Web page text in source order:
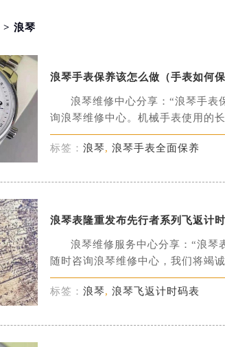
> 浪琴
浪琴手表保养该怎么做（手表如何保
浪琴维修中心分享：“浪琴手表
询浪琴维修中心。机械手表使用的
标签： 浪琴, 浪琴手表全面保养
浪琴表隆重发布先行者系列飞返计
浪琴维修服务中心分享：“浪琴
随时咨询浪琴维修中心，我们将竭
标签： 浪琴, 浪琴飞返计时码表